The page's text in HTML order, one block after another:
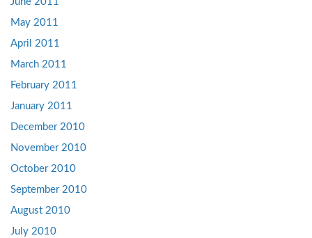
May 2011
April 2011
March 2011
February 2011
January 2011
December 2010
November 2010
October 2010
September 2010
August 2010
July 2010